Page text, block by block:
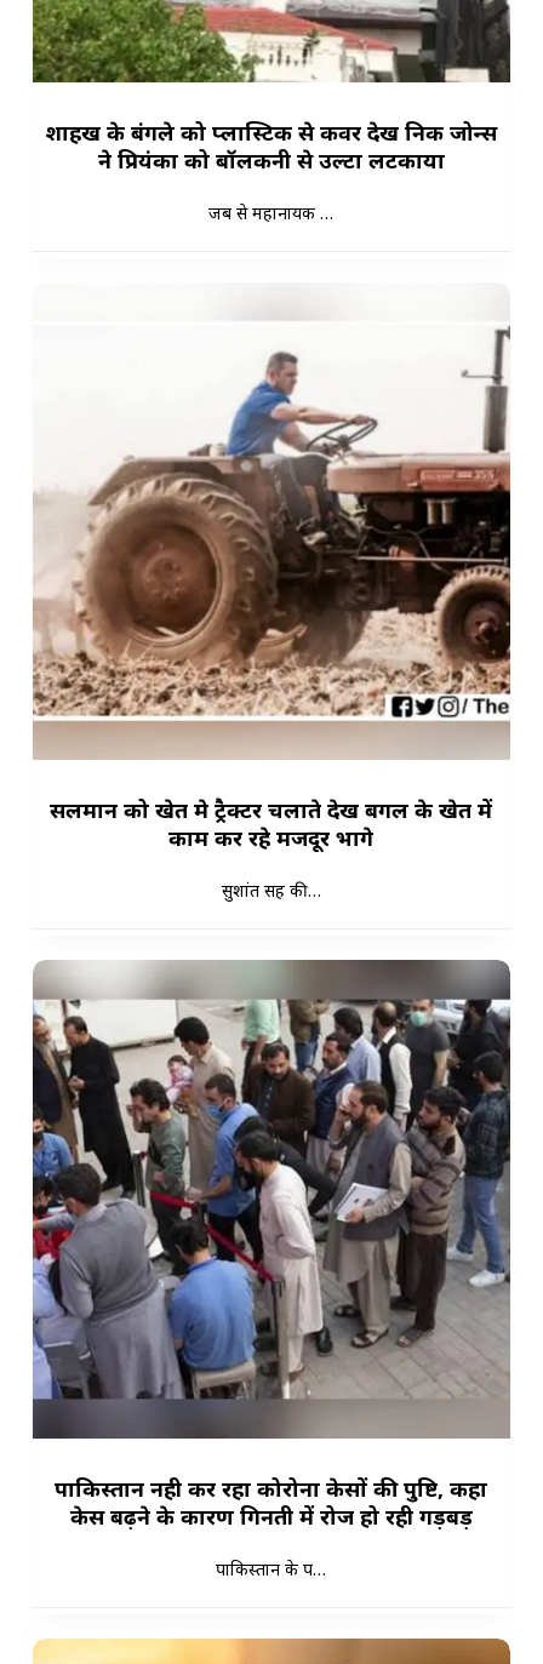
शाहरुख के बंगले को प्लास्टिक से कवर देख निक जोन्स
ने प्रियंका को बॉलकनी से उल्टा लटकाया
जब से महानायक …
सलमान को खेत मे ट्रैक्टर चलाते देख बगल के खेत में
काम कर रहे मजदूर भागे
सुशांत सिंह की…
पाकिस्तान नही कर रहा कोरोना केसों की पुष्टि, कहा
केस बढ़ने के कारण गिनती में रोज हो रही गड़बड़
पाकिस्तान के प…